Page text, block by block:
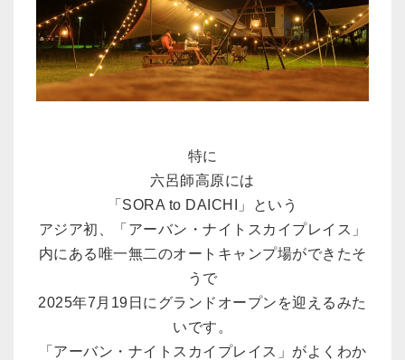
特に
六呂師高原には
「SORA to DAICHI」という
アジア初、「アーバン・ナイトスカイプレイス」
内にある唯一無二のオートキャンプ場ができたそ
うで
2025年7月19日にグランドオープンを迎えるみた
いです。
「アーバン・ナイトスカイプレイス」がよくわか